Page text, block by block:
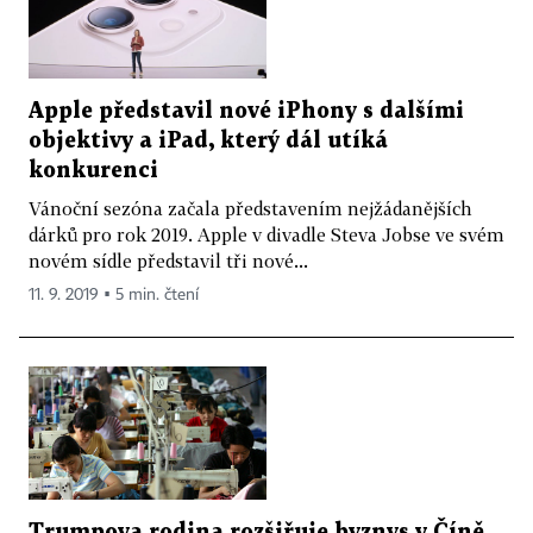
Apple představil nové iPhony s dalšími
objektivy a iPad, který dál utíká
konkurenci
Vánoční sezóna začala představením nejžádanějších
dárků pro rok 2019. Apple v divadle Steva Jobse ve svém
novém sídle představil tři nové...
11. 9. 2019 ▪ 5 min. čtení